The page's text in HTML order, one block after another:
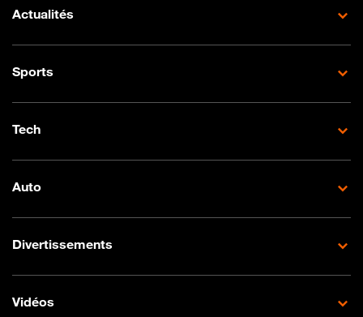
Actualités
Sports
Tech
Auto
Divertissements
Vidéos